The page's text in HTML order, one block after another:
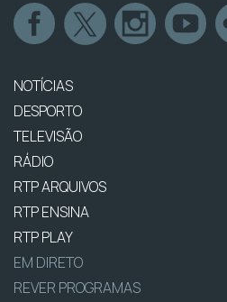
NOTÍCIAS
DESPORTO
TELEVISÃO
RÁDIO
RTP ARQUIVOS
RTP ENSINA
RTP PLAY
EM DIRETO
REVER PROGRAMAS